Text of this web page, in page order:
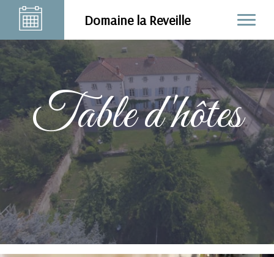
Domaine la Reveille
Table d'hôtes